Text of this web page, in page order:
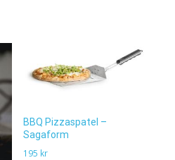
BBQ Pizzaspatel –
Sagaform
195 kr